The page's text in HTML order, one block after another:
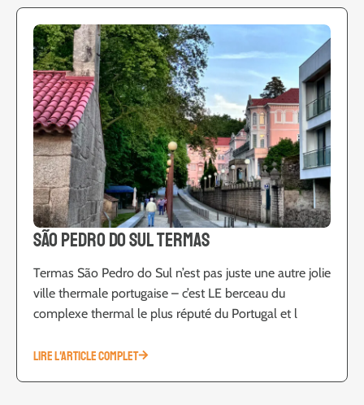
São Pedro do Sul Termas
Termas São Pedro do Sul n’est pas juste une autre jolie
ville thermale portugaise – c’est LE berceau du
complexe thermal le plus réputé du Portugal et l
LIRE L'ARTICLE COMPLET